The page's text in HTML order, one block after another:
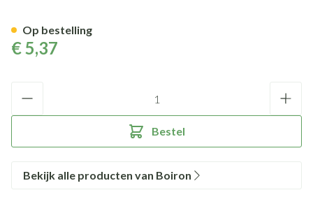
€ 5,37
Bestel
Op bestelling
Bekijk alle producten van Boiron